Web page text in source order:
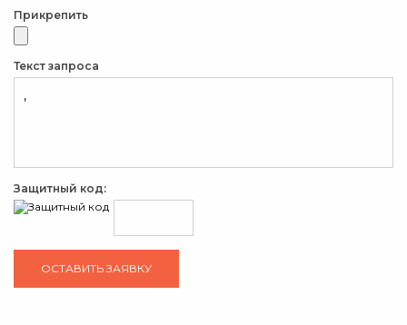
Прикрепить
Текст запроса
Защитный код: